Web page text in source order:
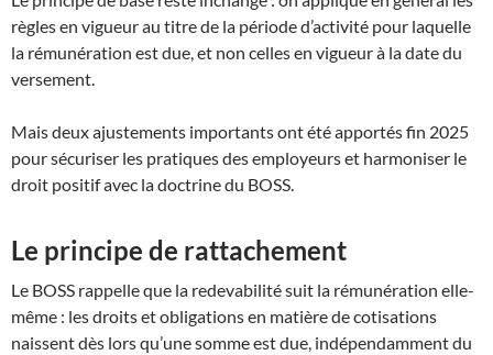
règles en vigueur au titre de la période d’activité pour laquelle
la rémunération est due, et non celles en vigueur à la date du
versement.
Mais deux ajustements importants ont été apportés fin 2025
pour sécuriser les pratiques des employeurs et harmoniser le
droit positif avec la doctrine du BOSS.
Le principe de rattachement
Le BOSS rappelle que la redevabilité suit la rémunération elle-
même : les droits et obligations en matière de cotisations
naissent dès lors qu’une somme est due, indépendamment du